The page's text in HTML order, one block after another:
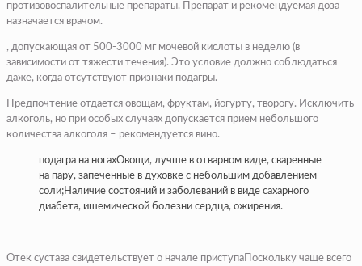
противовоспалительные препараты. Препарат и рекомендуемая доза
назначается врачом.
​​, допускающая от 500-3000 мг мочевой кислоты в неделю (в
зависимости от тяжести течения). Это условие должно соблюдаться
даже, когда отсутствуют признаки подагры.
Предпочтение отдается овощам, фруктам, йогурту, творогу. Исключить
алкоголь, но при особых случаях допускается прием небольшого
количества алкоголя – рекомендуется вино.
​​подагра на ногах​​Овощи, лучше в отварном виде, сваренные
на пару, запеченные в духовке с небольшим добавлением
соли;​​Наличие состояний и заболеваний в виде сахарного
диабета, ишемической болезни сердца, ожирения.
​Отек сустава свидетельствует о начале приступа​​Поскольку чаще всего